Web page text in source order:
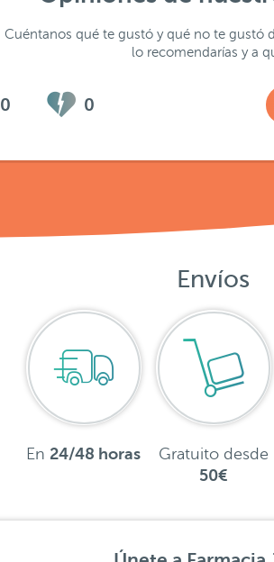
Cuéntanos qué te gustó y qué no te gustó
lo recomendarías y a
0 0
Envíos
En 24/48 horas
Gratuito desde
50€